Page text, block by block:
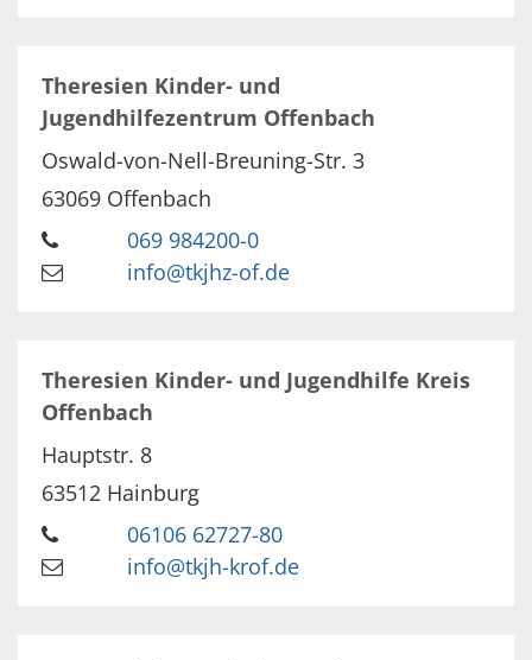
Theresien Kinder- und
Jugendhilfezentrum Offenbach
Oswald-von-Nell-Breuning-Str. 3
63069 Offenbach
069 984200-0
info@tkjhz-of.de
Theresien Kinder- und Jugendhilfe Kreis
Offenbach
Hauptstr. 8
63512 Hainburg
06106 62727-80
info@tkjh-krof.de